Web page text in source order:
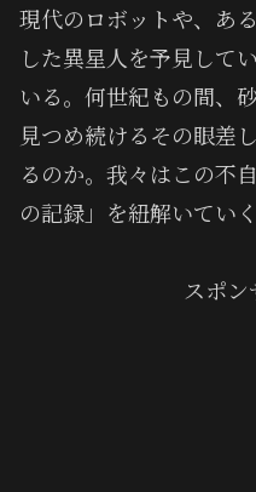
現代のロボットや、あ
した異星人を予見して
いる。何世紀もの間、
見つめ続けるその眼差
るのか。我々はこの不
の記録」を紐解いていく
スポン